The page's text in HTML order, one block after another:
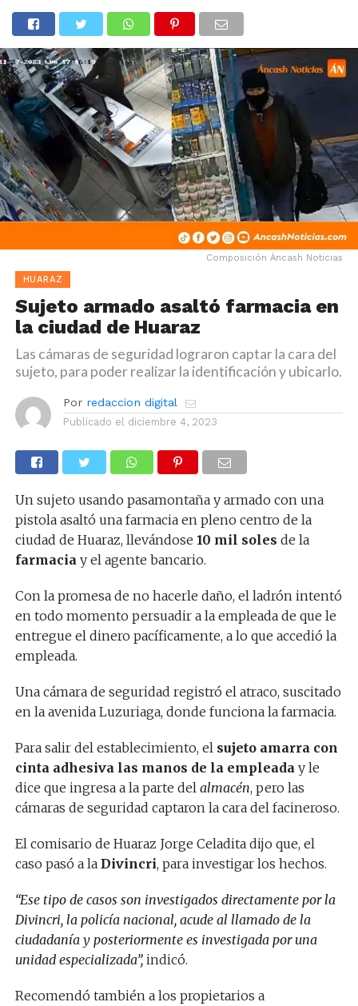
Composición Áncash Noticias
HUARAZ
Sujeto armado asaltó farmacia en
la ciudad de Huaraz
Las cámaras de seguridad lograron captar la cara del
sujeto, para poder realizar la identificación y ubicarlo.
Por redaccion digital
Publicado el diciembre 4, 2023
Un sujeto usando pasamontaña y armado con una
pistola asaltó una farmacia en pleno centro de la
ciudad de Huaraz, llevándose 10 mil soles de la
farmacia y el agente bancario.
Con la promesa de no hacerle daño, el ladrón intentó
en todo momento persuadir a la empleada de que le
entregue el dinero pacíficamente, a lo que accedió la
empleada.
Una cámara de seguridad registró el atraco, suscitado
en la avenida Luzuriaga, donde funciona la farmacia.
Para salir del establecimiento, el sujeto amarra con
cinta adhesiva las manos de la empleada y le
dice que ingresa a la parte del almacén, pero las
cámaras de seguridad captaron la cara del facineroso.
El comisario de Huaraz Jorge Celadita dijo que, el
caso pasó a la Divincri, para investigar los hechos.
“Ese tipo de casos son investigados directamente por la
Divincri, la policía nacional, acude al llamado de la
ciudadanía y posteriormente es investigada por una
unidad especializada”,indicó.
Recomendó también a los propietarios a